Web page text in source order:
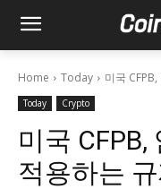
Home Today 미국
Today Crypto
미국 CFPB,
적용하는